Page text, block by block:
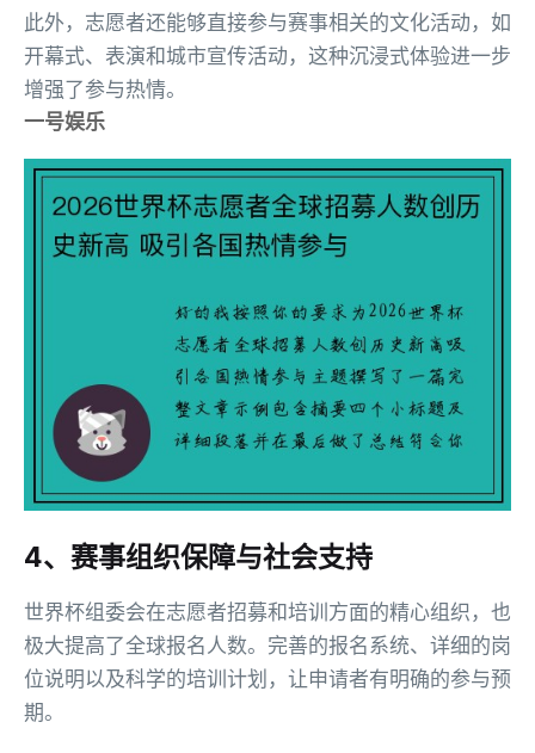
此外，志愿者还能够直接参与赛事相关的文化活动，如
开幕式、表演和城市宣传活动，这种沉浸式体验进一步
增强了参与热情。
一号娱乐
4、赛事组织保障与社会支持
世界杯组委会在志愿者招募和培训方面的精心组织，也
极大提高了全球报名人数。完善的报名系统、详细的岗
位说明以及科学的培训计划，让申请者有明确的参与预
期。